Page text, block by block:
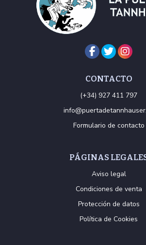
CONTACTO
(+34) 927 411 797
Formulario de contacto
PÁGINAS
Aviso legal
Condiciones de venta
Protección de datos
Política de Cookies